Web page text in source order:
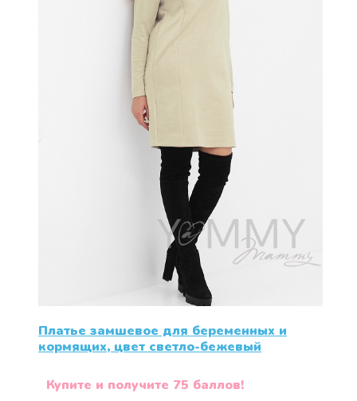
Платье замшевое для беременных и
кормящих, цвет светло-бежевый
Купите и получите 75 баллов!